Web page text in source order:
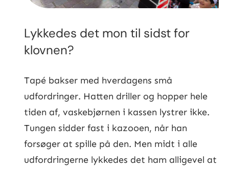
Lykkedes det mon til sidst for
klovnen?
Tapé bakser med hverdagens små
udfordringer. Hatten driller og hopper hele
tiden af, vaskebjørnen i kassen lystrer ikke.
Tungen sidder fast i kazooen, når han
forsøger at spille på den. Men midt i alle
udfordringerne lykkedes det ham alligevel at